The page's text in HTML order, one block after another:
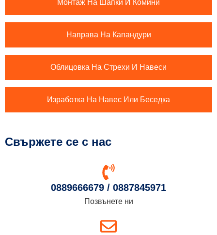
Монтаж На Шапки И Комини
Направа На Капандури
Облицовка На Стрехи И Навеси
Изработка На Навес Или Беседка
Свържете се с нас
0889666679 / 0887845971
Позвънете ни